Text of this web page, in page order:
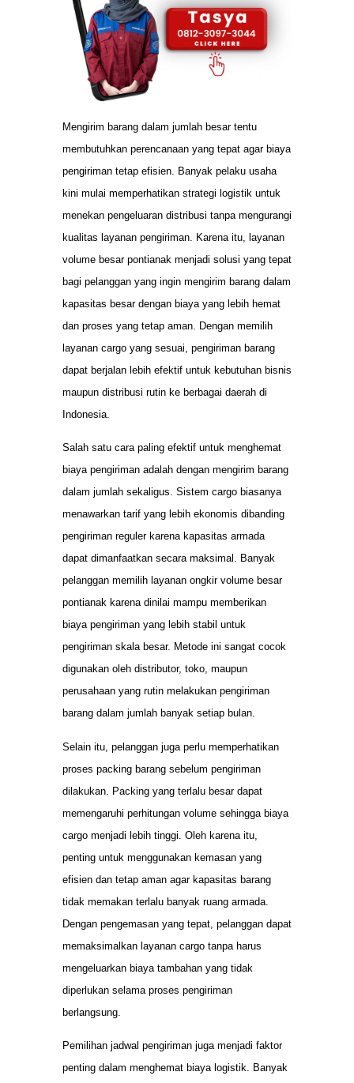
Mengirim barang dalam jumlah besar tentu
membutuhkan perencanaan yang tepat agar biaya
pengiriman tetap efisien. Banyak pelaku usaha
kini mulai memperhatikan strategi logistik untuk
menekan pengeluaran distribusi tanpa mengurangi
kualitas layanan pengiriman. Karena itu, layanan
volume besar pontianak menjadi solusi yang tepat
bagi pelanggan yang ingin mengirim barang dalam
kapasitas besar dengan biaya yang lebih hemat
dan proses yang tetap aman. Dengan memilih
layanan cargo yang sesuai, pengiriman barang
dapat berjalan lebih efektif untuk kebutuhan bisnis
maupun distribusi rutin ke berbagai daerah di
Indonesia.
Salah satu cara paling efektif untuk menghemat
biaya pengiriman adalah dengan mengirim barang
dalam jumlah sekaligus. Sistem cargo biasanya
menawarkan tarif yang lebih ekonomis dibanding
pengiriman reguler karena kapasitas armada
dapat dimanfaatkan secara maksimal. Banyak
pelanggan memilih layanan ongkir volume besar
pontianak karena dinilai mampu memberikan
biaya pengiriman yang lebih stabil untuk
pengiriman skala besar. Metode ini sangat cocok
digunakan oleh distributor, toko, maupun
perusahaan yang rutin melakukan pengiriman
barang dalam jumlah banyak setiap bulan.
Selain itu, pelanggan juga perlu memperhatikan
proses packing barang sebelum pengiriman
dilakukan. Packing yang terlalu besar dapat
memengaruhi perhitungan volume sehingga biaya
cargo menjadi lebih tinggi. Oleh karena itu,
penting untuk menggunakan kemasan yang
efisien dan tetap aman agar kapasitas barang
tidak memakan terlalu banyak ruang armada.
Dengan pengemasan yang tepat, pelanggan dapat
memaksimalkan layanan cargo tanpa harus
mengeluarkan biaya tambahan yang tidak
diperlukan selama proses pengiriman
berlangsung.
Pemilihan jadwal pengiriman juga menjadi faktor
penting dalam menghemat biaya logistik. Banyak